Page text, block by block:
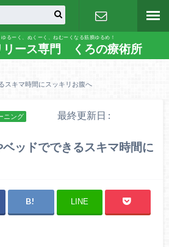
るーく、ぬくーく、ねむーくなる筋膜ゆるめ！
ース専門 くろの療術所
お問い合わ
スキマ時間にスッキリお腹へ
ニング
最終更新日 :
ッドでできるスキマ時間に
LINE